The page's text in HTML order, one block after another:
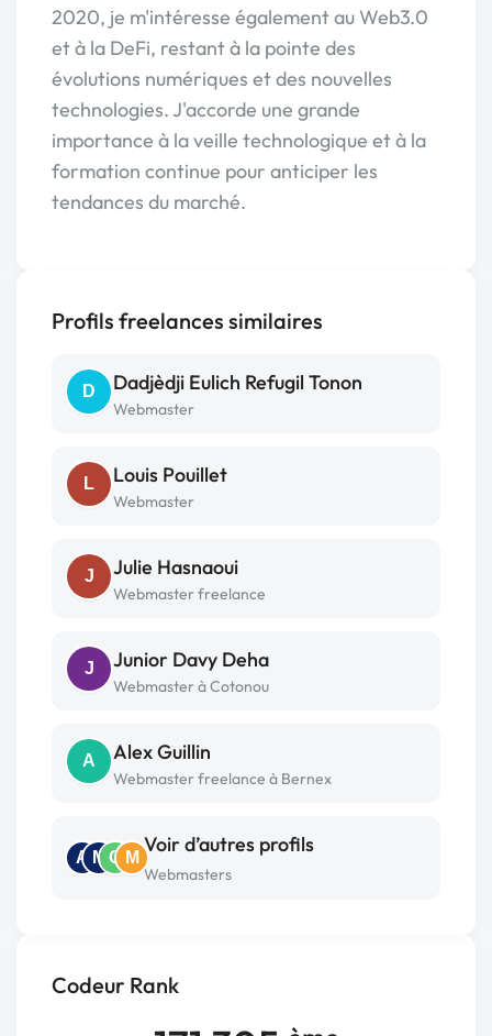
Codeur Rank
2020, je m'intéresse également au Web3.0
et à la DeFi, restant à la pointe des
évolutions numériques et des nouvelles
technologies. J'accorde une grande
importance à la veille technologique et à la
formation continue pour anticiper les
tendances du marché.
Profils freelances similaires
D Dadjèdji Eulich Refugil Tonon
Webmaster
L Louis Pouillet
Webmaster
J Julie Hasnaoui
Webmaster freelance
J Junior Davy Deha
Webmaster à Cotonou
A Alex Guillin
Webmaster freelance à Bernex
A M C M
Voir d’autres profils
Webmasters